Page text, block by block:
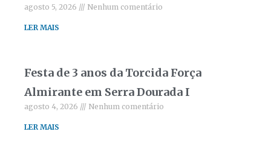
agosto 5, 2026 Nenhum comentário
LER MAIS
Festa de 3 anos da Torcida Força
Almirante em Serra Dourada I
agosto 4, 2026 Nenhum comentário
LER MAIS